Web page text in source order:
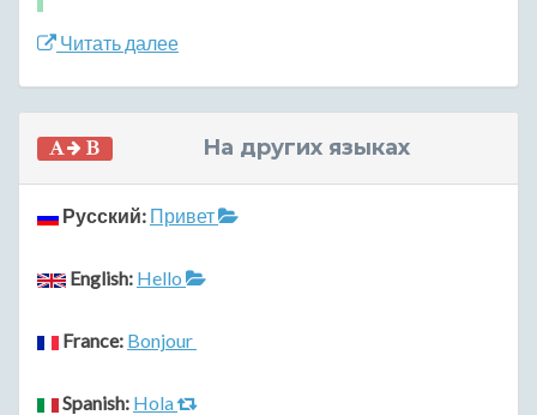
Читать далее
На других языках
Русский: Привет
English: Hello
France: Bonjour
Spanish: Hola